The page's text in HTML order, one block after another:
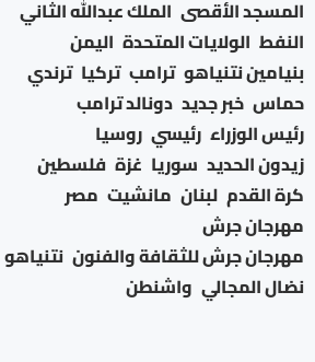
المسجد الأقصى الملك عبدالله الثاني
النفط الولايات المتحدة اليمن
بنيامين نتنياهو ترامب تركيا ترندي
حماس خبر جديد دونالد ترامب
رئيس الوزراء رئيسي روسيا
زيدون الحديد سوريا غزة فلسطين
كرة القدم لبنان مانشيت مصر
مهرجان جرش
مهرجان جرش للثقافة والفنون نتنياهو
نضال المجالي واشنطن